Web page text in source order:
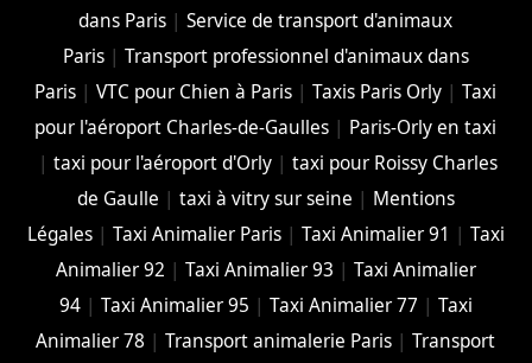
dans Paris |Service de transport d'animaux
Paris| Transport professionnel d'animaux dans
Paris |VTC pour Chien à Paris |Taxis Paris Orly |Taxi
pour l'aéroport Charles-de-Gaulles | Paris-Orly en taxi
|taxi pour l'aéroport d'Orly |taxi pour Roissy Charles
de Gaulle | taxi à vitry sur seine | Mentions
Légales| Taxi Animalier Paris| Taxi Animalier 91 | Taxi
Animalier 92 | Taxi Animalier 93 | Taxi Animalier
94| Taxi Animalier 95 | Taxi Animalier 77 | Taxi
Animalier 78 |Transport animalerie Paris |Transport